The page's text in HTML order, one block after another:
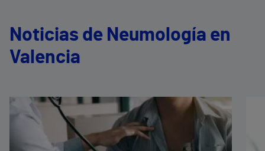
Noticias de Neumología en
Valencia